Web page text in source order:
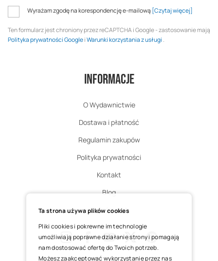
Wyrażam zgodę na korespondencję e-mailową [Czytaj więcej]
Ten formularz jest chroniony przez reCAPTCHA i Google - zastosowanie mają
Polityka prywatności GoogleiWarunki korzystania z usługi .
Informacje
O Wydawnictwie
Dostawa i płatność
Regulamin zakupów
Polityka prywatności
Kontakt
Blog
Zgłoś zwrot
InstagramFacebookYoutube
X Pinterest
Ta strona używa plików cookies
Pliki cookies i pokrewne im technologie
umożliwiają poprawne działanie strony i pomagają
nam dostosować ofertę do Twoich potrzeb.
Możesz zaakceptować wykorzystanie przez nas